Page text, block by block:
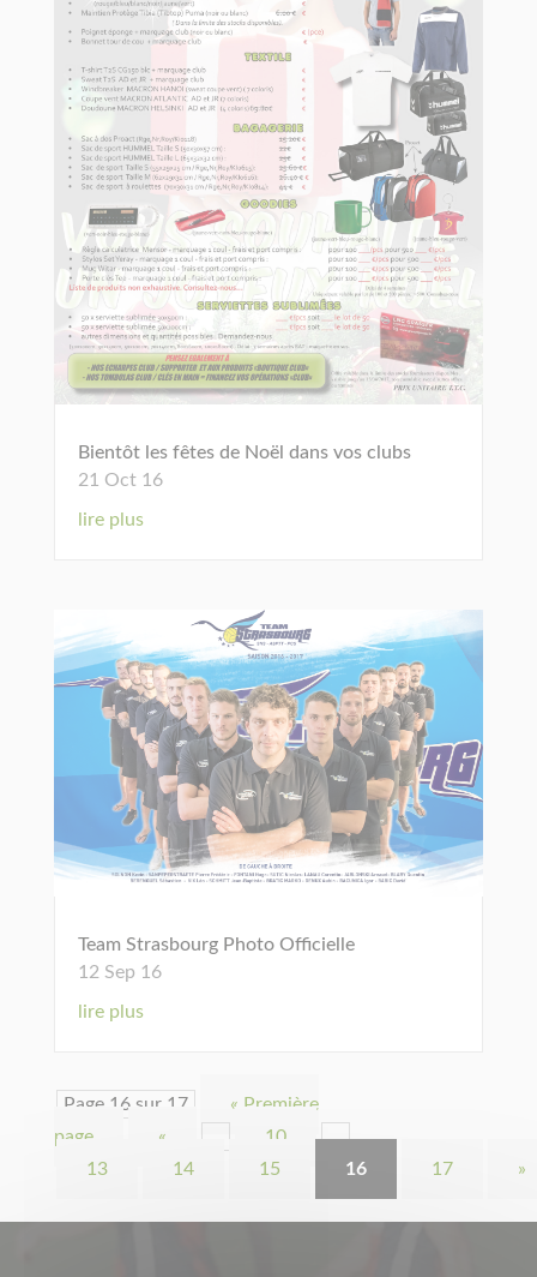
Bientôt les fêtes de Noël dans vos clubs
21 Oct 16
lire plus
Team Strasbourg Photo Officielle
12 Sep 16
lire plus
Page 16 sur 17
« Première
page
« 10
…
13
14 15 16 17 »